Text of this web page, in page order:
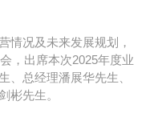
情况及未来发展规划，
，出席本次2025年度业
、总经理潘展华先生、
彬先生。